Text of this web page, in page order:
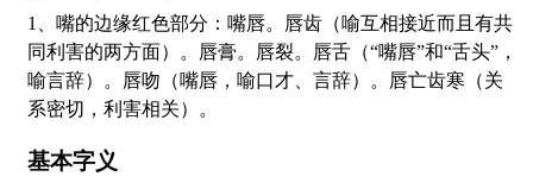
1、嘴的边缘红色部分：嘴唇。唇齿（喻互相接近而且有共
同利害的两方面）。唇膏。唇裂。唇舌（“嘴唇”和“舌头”，
喻言辞）。唇吻（嘴唇，喻口才、言辞）。唇亡齿寒（关
系密切，利害相关）。
基本字义